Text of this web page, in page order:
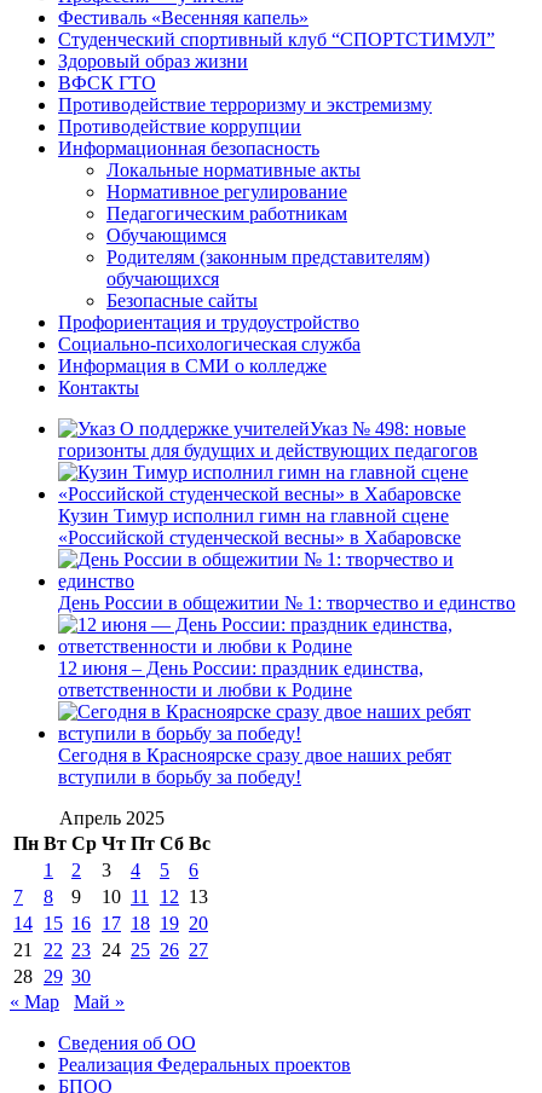
Фестиваль «Весенняя капель»
Студенческий спортивный клуб “СПОРТСТИМУЛ”
Здоровый образ жизни
ВФСК ГТО
Противодействие терроризму и экстремизму
Противодействие коррупции
Информационная безопасность
Локальные нормативные акты
Нормативное регулирование
Педагогическим работникам
Обучающимся
Родителям (законным представителям)
обучающихся
Безопасные сайты
Профориентация и трудоустройство
Социально-психологическая служба
Информация в СМИ о колледже
Контакты
Указ № 498: новые
горизонты для будущих и действующих педагогов
Кузин Тимур исполнил гимн на главной сцене
«Российской студенческой весны» в Хабаровске
День России в общежитии № 1: творчество и единство
12 июня – День России: праздник единства,
ответственности и любви к Родине
Сегодня в Красноярске сразу двое наших ребят
вступили в борьбу за победу!
Апрель 2025
Пн Вт Ср Чт Пт Сб Вс
1
2 3 4 5
6
7
8 9 10 11 12 13
14 15 16 17 18 19 20
21
22 23 24 25 26 27
28 29 30
« Мар
Май »
Сведения об ОО
Реализация Федеральных проектов
БПОО